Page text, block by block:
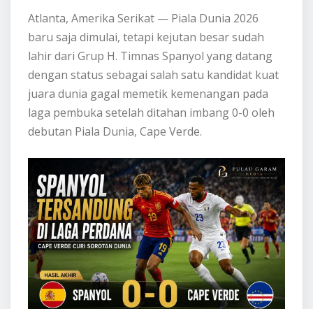
Atlanta, Amerika Serikat — Piala Dunia 2026
baru saja dimulai, tetapi kejutan besar sudah
lahir dari Grup H. Timnas Spanyol yang datang
dengan status sebagai salah satu kandidat kuat
juara dunia gagal memetik kemenangan pada
laga pembuka setelah ditahan imbang 0-0 oleh
debutan Piala Dunia, Cape Verde.